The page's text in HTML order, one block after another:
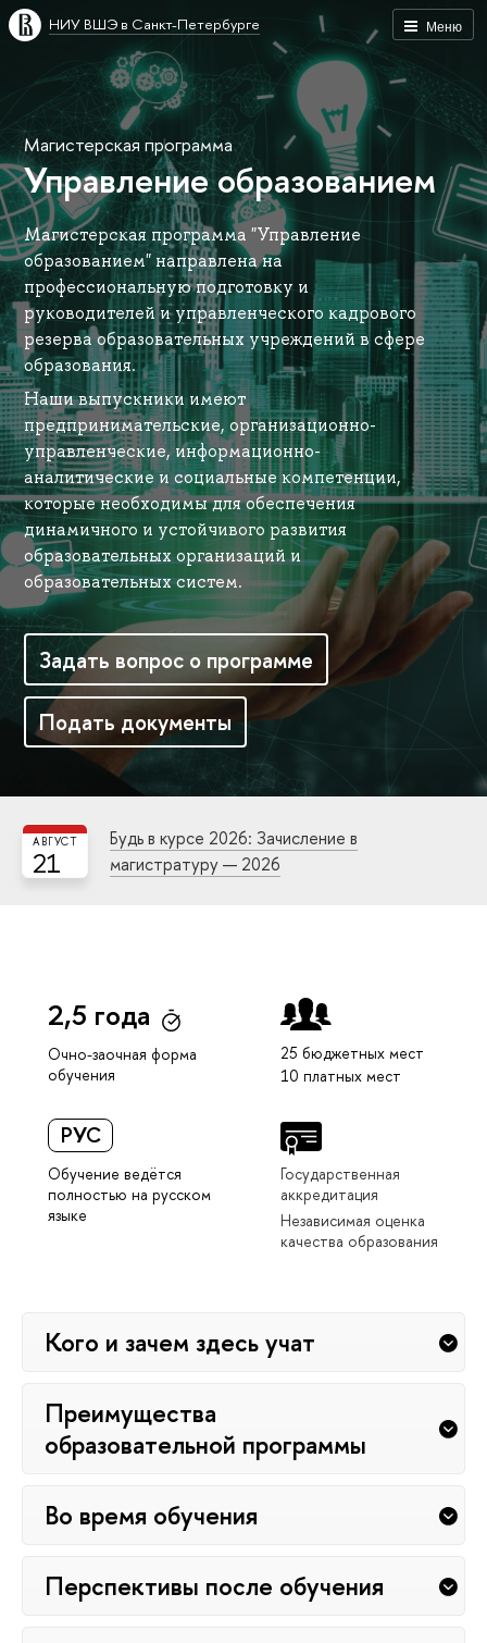
Меню
НИУ ВШЭ в Санкт-Петербурге
Магистерская программа
Управление образованием
Магистерская программа "Управление
образованием" направлена на
профессиональную подготовку и
руководителей и управленческого кадрового
резерва образовательных учреждений в сфере
образования.
Наши выпускники имеют
предпринимательские, организационно-
управленческие, информационно-
аналитические и социальные компетенции,
которые необходимы для обеспечения
динамичного и устойчивого развития
образовательных организаций и
образовательных систем.
Задать вопрос о программе
Подать документы
21
АВГУСТ
Будь в курсе 2026: Зачисление в
магистратуру — 2026
2,5 года
Очно-заочная форма
обучения
25 бюджетных мест
10 платных мест
РУС
Обучение ведётся
полностью на русском
языке
Государственная
аккредитация
Независимая оценка
качества образования
Кого и зачем здесь учат
Преимущества
образовательной программы
Во время обучения
Перспективы после обучения